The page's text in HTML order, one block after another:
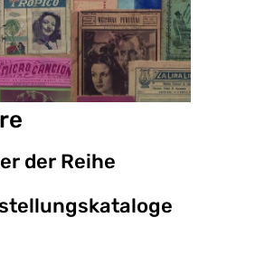
der Reihe